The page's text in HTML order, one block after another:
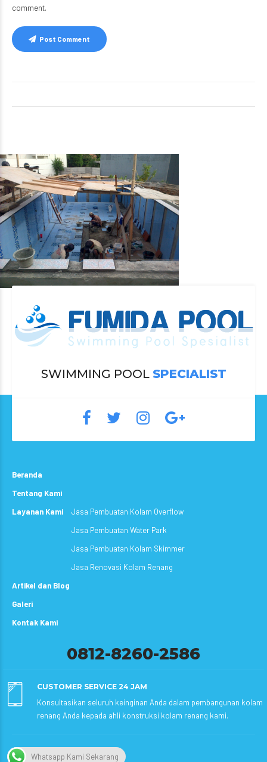
comment.
Post Comment
SWIMMING POOL SPECIALIST
Beranda
Tentang Kami
Layanan Kami
Jasa Pembuatan Kolam Overflow
Jasa Pembuatan Water Park
Jasa Pembuatan Kolam Skimmer
Jasa Renovasi Kolam Renang
Artikel dan Blog
Galeri
Kontak Kami
0812-8260-2586
CUSTOMER SERVICE 24 JAM
Konsultasikan seluruh keinginan Anda dalam pembangunan kolam
renang Anda kepada ahli konstruksi kolam renang kami.
Whatsapp Kami Sekarang